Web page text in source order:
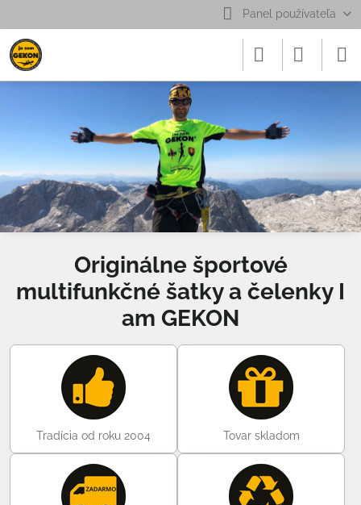
Panel používateľa
Originálne športové
multifunkčné šatky a čelenky I
am GEKON
Tradícia od roku 2004 Tovar skladom